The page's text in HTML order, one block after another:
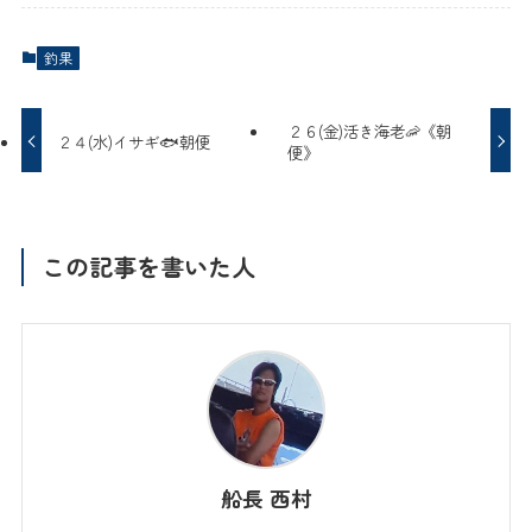
釣果
２４(水)イサギ🐟朝便
２６(金)活き海老🦐《朝
便》
この記事を書いた人
船長 西村